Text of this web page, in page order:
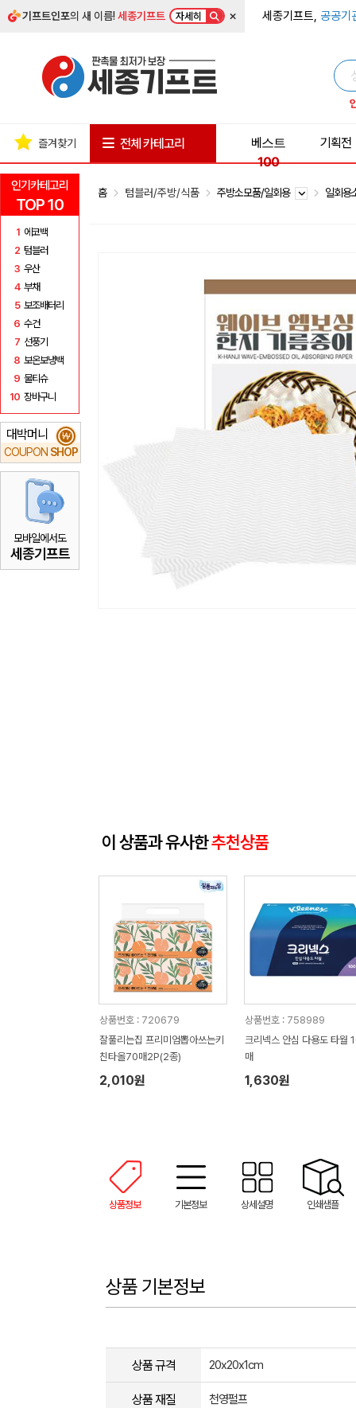
기프트인포의 새 이름!세종기프트 자세히 × 세종기프트, 공공기
인기카테고리
TOP 10
1 에코백
2 텀블러
3 우산
4 부채
5 보조배터리
6 수건
7 선풍기
8 보온보냉백
9 물티슈
10 장바구니
대박머니
COUPON SHOP
₩
모바일에서도
세종기프트
즐겨찾기 전체 카테고리
베스트
100
기획전
홈 텀블러/주방/식품 주방소모품/일회용 일회
이 상품과 유사한추천상품
상품번호 : 720679
잘풀리는집 프리미엄뽑아쓰는키
친타올70매2P(2종)
2,010원
상품번호 : 758989
크리넥스 안심 다용도 타월
매
1,630원
상품정보 기본정보 상세설명 인쇄샘플
상품 기본정보
상품 규격 20x20x1cm
상품 재질 천영펄프